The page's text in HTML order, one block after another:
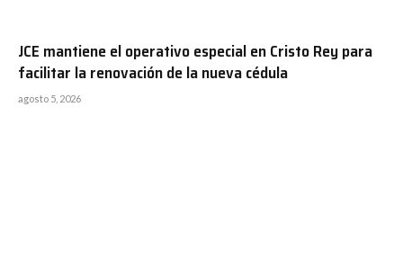
JCE mantiene el operativo especial en Cristo Rey para
facilitar la renovación de la nueva cédula
agosto 5, 2026